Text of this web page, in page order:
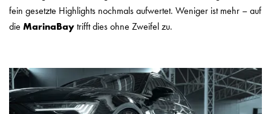
fein gesetzte Highlights nochmals aufwertet. Weniger ist mehr – auf
die MarinaBaytrifft dies ohne Zweifel zu.